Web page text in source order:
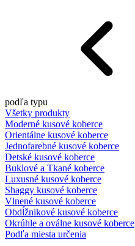
podľa typu
Všetky produkty
Moderné kusové koberce
Orientálne kusové koberce
Jednofarebné kusové koberce
Detské kusové koberce
Buklové a Tkané koberce
Luxusné kusové koberce
Shaggy kusové koberce
Vlnené kusové koberce
Obdĺžnikové kusové koberce
Okrúhle a oválne kusové koberce
Podľa miesta určenia